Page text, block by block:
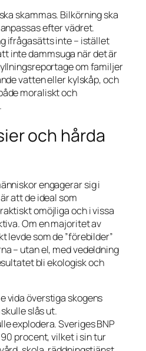
skammas. Bilkörning ska
efter vädret.
ifrågasätts inte – istället
inte dammsuga när det är
om familjer
vatten eller kylskåp, och
moraliskt och
och hårda
engagerar sig i
att de ideal som
omöjliga och i vissa
Om en majoritet av
levde som de ”förebilder”
– utan el, med vedeldning
bli ekologisk och
vida överstiga skogens
slås ut.
explodera. Sveriges BNP
procent, vilket i sin tur